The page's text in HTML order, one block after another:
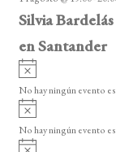
o
Silvia
en Santander
A
v
i
o
No hay ningún evento
A
v
i
No hay ningún evento
A